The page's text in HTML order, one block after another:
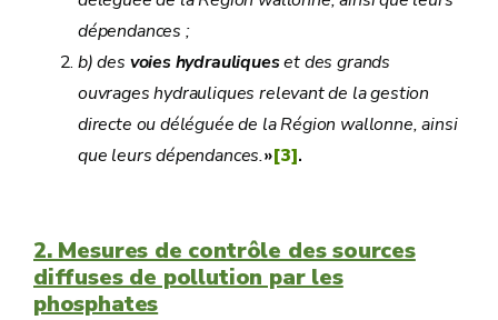
dépendances ;
b) des voies hydrauliqueset des grands
ouvrages hydrauliques relevant de la gestion
directe ou déléguée de la Région wallonne, ainsi
que leurs dépendances.»[3].
2. Mesures de contrôle des sources
diffuses de pollution par les
phosphates